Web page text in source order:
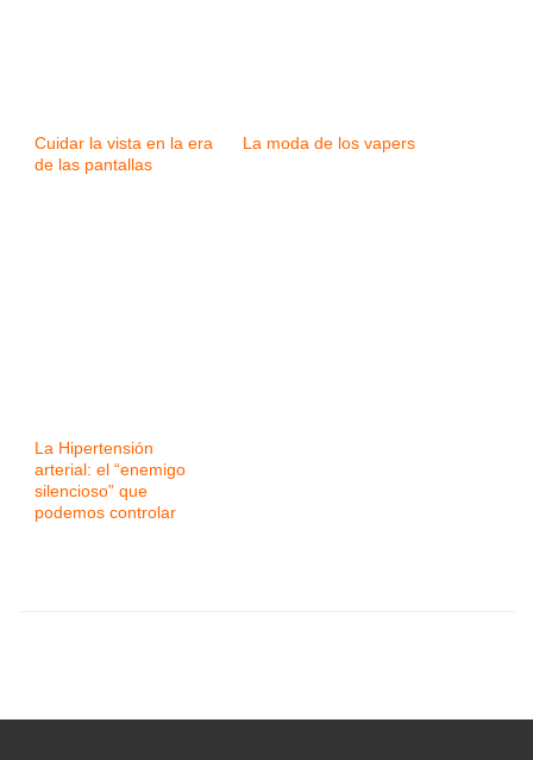
Cuidar la vista en la era
de las pantallas
La moda de los vapers
La Hipertensión
arterial: el “enemigo
silencioso” que
podemos controlar